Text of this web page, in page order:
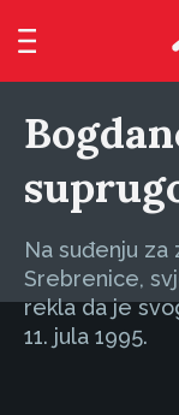
Na suđenju
Srebrenice,
rekla da je
11. jula 1995.